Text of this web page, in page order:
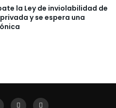
la Ley de inviolabilidad de
y se espera una